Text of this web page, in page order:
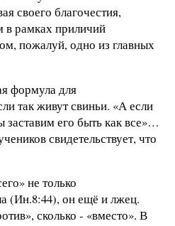
своего благочестия,
в рамках приличий
пожалуй, одно из главных
формула для
так живут свиньи. «А если
заставим его быть как все»…
свидетельствует, что
не только
(Ин.8:44), он ещё и лжец.
сколько - «вместо». В